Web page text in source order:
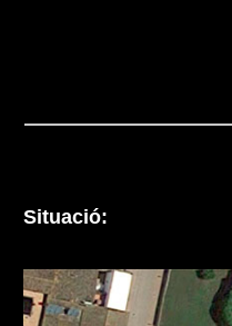
Situació: